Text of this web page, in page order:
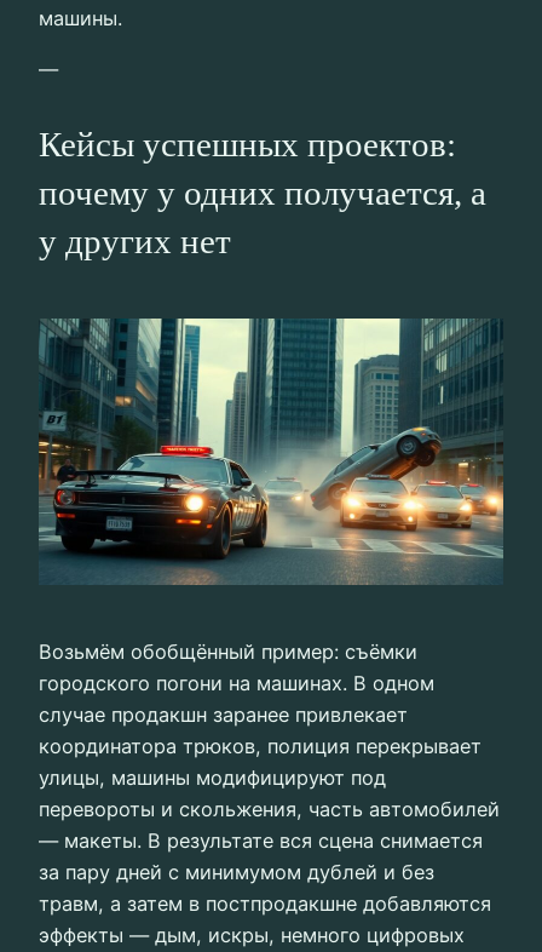
машины.
—
Кейсы успешных проектов:
почему у одних получается, а
у других нет
Возьмём обобщённый пример: съёмки
городского погони на машинах. В одном
случае продакшн заранее привлекает
координатора трюков, полиция перекрывает
улицы, машины модифицируют под
перевороты и скольжения, часть автомобилей
— макеты. В результате вся сцена снимается
за пару дней с минимумом дублей и без
травм, а затем в постпродакшне добавляются
эффекты — дым, искры, немного цифровых